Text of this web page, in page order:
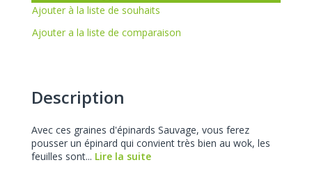
Ajouter à la liste de souhaits
Ajouter a la liste de comparaison
Description
Avec ces graines d'épinards Sauvage, vous ferez
pousser un épinard qui convient très bien au wok, les
feuilles sont... Lire la suite